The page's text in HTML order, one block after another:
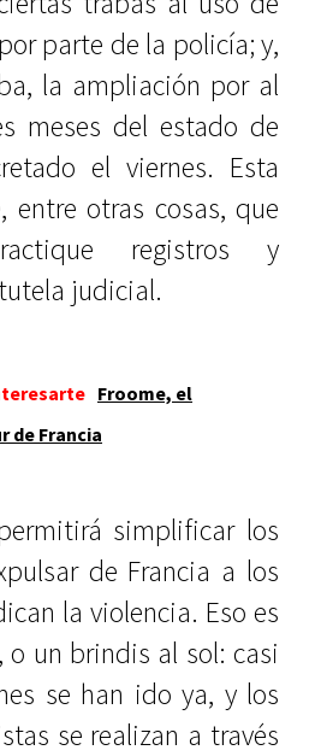
parte de la policía; y,
la ampliación por al
meses del estado de
el viernes. Esta
entre otras cosas, que
registros y
judicial.
Froome, el
de Francia
simplificar los
de Francia a los
la violencia. Eso es
o un brindis al sol: casi
se han ido ya, y los
se realizan a través